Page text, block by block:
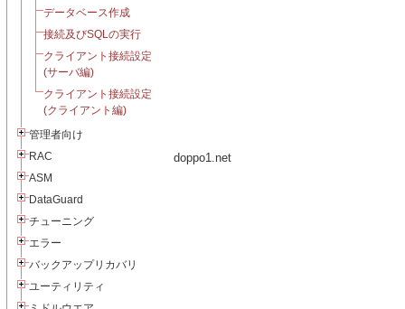
doppo1.net
データベース作成
接続及びSQLの実行
クライアント接続設定
(サーバ編)
クライアント接続設定
(クライアント編)
管理者向け
RAC
ASM
DataGuard
チューニング
エラー
バックアップリカバリ
ユーティリティ